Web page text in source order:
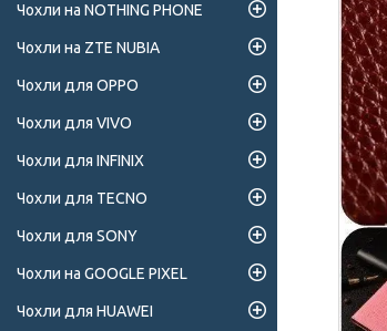
Чохли на NOTHING PHONE
Чохли на ZTE NUBIA
Чохли для OPPO
Чохли для VIVO
Чохли для INFINIX
Чохли для TECNO
Чохли для SONY
Чохли на GOOGLE PIXEL
Чохли для HUAWEI